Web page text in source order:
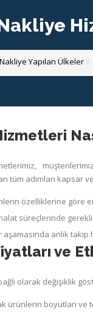
Yapılan Ülkeler
tüm adımları kapsar
özelliklerine göre
süreçlerinde gerekli
anlık
ve
olarak değişiklik
ürünlerin boyutları ve